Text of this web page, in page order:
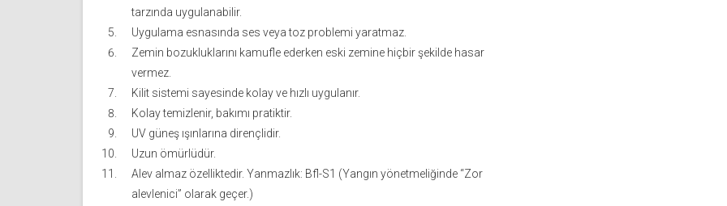
tarzında uygulanabilir.
Uygulama esnasında ses veya toz problemi yaratmaz.
Zemin bozukluklarını kamufle ederken eski zemine hiçbir şekilde hasar
vermez.
Kilit sistemi sayesinde kolay ve hızlı uygulanır.
Kolay temizlenir, bakımı pratiktir.
UV güneş ışınlarına dirençlidir.
Uzun ömürlüdür.
Alev almaz özelliktedir. Yanmazlık: Bfl-S1 (Yangın yönetmeliğinde “Zor
alevlenici” olarak geçer.)